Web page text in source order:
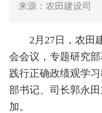
来源：农田建设司
2月27日
，农田
会会议，专题研究
践行正确政绩观学
部书记、司长郭永
加。